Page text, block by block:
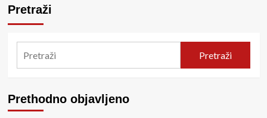
Pretraži
Pretraži
Prethodno objavljeno